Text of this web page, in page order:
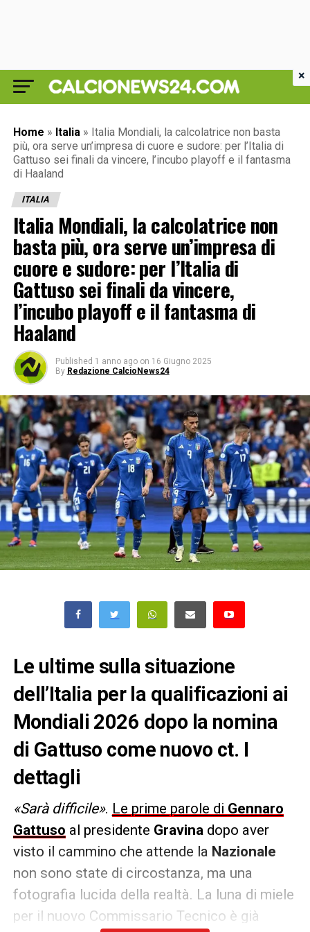
Home » Italia » Italia Mondiali, la calcolatrice non basta
più, ora serve un’impresa di cuore e sudore: per l’Italia di
Gattuso sei finali da vincere, l’incubo playoff e il fantasma
di Haaland
ITALIA
Italia Mondiali, la calcolatrice non
basta più, ora serve un’impresa di
cuore e sudore: per l’Italia di
Gattuso sei finali da vincere,
l’incubo playoff e il fantasma di
Haaland
Published 1 anno ago on 16 Giugno 2025
By Redazione CalcioNews24
Le ultime sulla situazione
dell’Italia per la qualificazioni ai
Mondiali 2026 dopo la nomina
di Gattuso come nuovo ct. I
dettagli
«Sarà difficile». Le prime parole di Gennaro
Gattuso al presidente Gravina dopo aver
visto il cammino che attende la Nazionale
non sono state di circostanza, ma una
fotografia lucida della realtà. La luna di miele
per il nuovo Commissario Tecnico è già
×